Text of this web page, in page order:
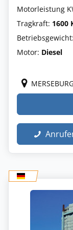
Motorleistung
Tragkraft: 1600
Betriebsgewicht:
Motor: Diesel